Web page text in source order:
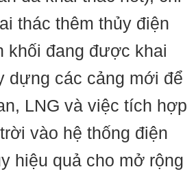
thác thêm thủy điện
khối đang được khai
dựng các cảng mới để
LNG và việc tích hợp
vào hệ thống điện
hiệu quả cho mở rộng